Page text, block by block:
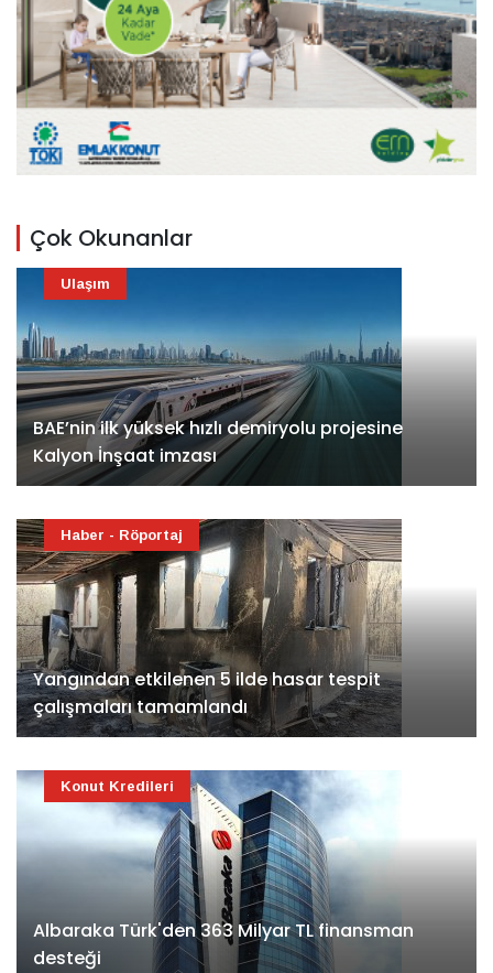
Çok Okunanlar
BAE’nin ilk yüksek hızlı demiryolu projesine
Kalyon İnşaat imzası
Ulaşım
Yangından etkilenen 5 ilde hasar tespit
çalışmaları tamamlandı
Haber - Röportaj
Albaraka Türk'den 363 Milyar TL finansman
desteği
Konut Kredileri